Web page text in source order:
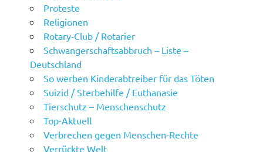
Proteste
Religionen
Rotary-Club / Rotarier
Schwangerschaftsabbruch – Liste –
Deutschland
So werben Kinderabtreiber für das Töten
Suizid / Sterbehilfe / Euthanasie
Tierschutz – Menschenschutz
Top-Aktuell
Verbrechen gegen Menschen-Rechte
Verrückte Welt